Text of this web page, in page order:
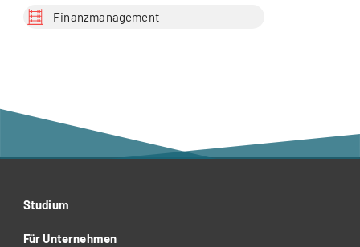
Finanzmanagement
Studium
Für Unternehmen